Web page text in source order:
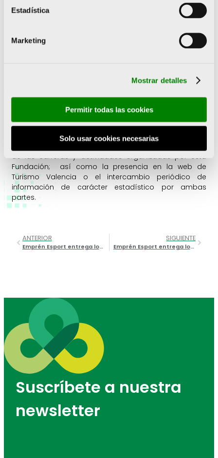
Estadística
Marketing
Mostrar detalles
Permitir todas las cookies
Solo usar cookies necesarias
del año. Tenemos el Circuit 5K en el Jardín del Turia y
estamos trabajando para cohesionar todos los
restaurantes o comercios, para que sientan que tienen
una ciudad a sus pies para practicar deporte», explicó
El acuerdo contempla, además de la colaboración en
acciones promocionales como viajes de prensa y
visitas de inspección de los principales mercados
emisores de turismo a la ciudad o sorteos y
campañas en redes sociales, otras como la aparición
de los proyectos, infraestructuras y eventos
impulsados por la Fundación Trinidad Alfonso en las
de las carreras y actividades organizadas por esta
Fundación; así como la presencia en la web de
Turismo Valencia o el intercambio periódico de
información de carácter estadístico por ambas
partes.
ANTERIOR
Emprén Esport entrega los Premios a los ganadores de la tercera edición
SIGUIENTE
Emprén Esport entrega los Premios a los ganadores de la tercera edición
Suscríbete a nuestra
newsletter